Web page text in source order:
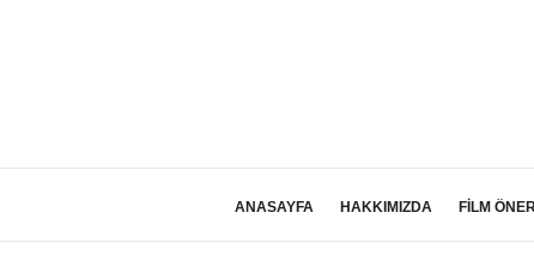
ANASAYFA HAKKIMIZDA FİLM